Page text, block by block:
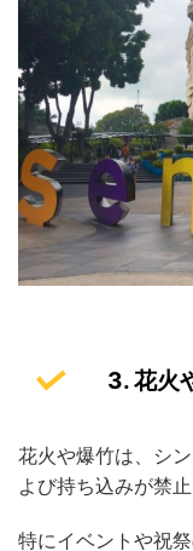
3. 花火
花火や爆竹は、シ
よび持ち込みが禁止
特にイベントや祝